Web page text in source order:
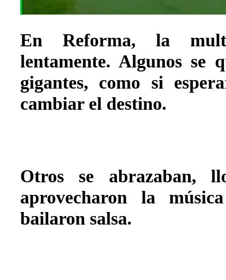
En Reforma, la
lentamente. Algunos se
gigantes, como si
cambiar el destino.
Otros se abrazaban,
aprovecharon la
bailaron salsa.